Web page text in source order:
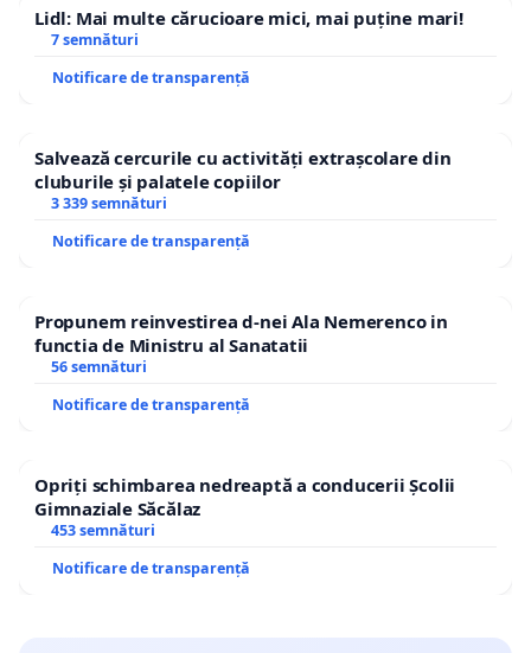
Lidl: Mai multe cărucioare mici, mai puține mari!
7 semnături
Notificare de transparență
Salvează cercurile cu activități extrașcolare din
cluburile și palatele copiilor
3 339 semnături
Notificare de transparență
Propunem reinvestirea d-nei Ala Nemerenco in
functia de Ministru al Sanatatii
56 semnături
Notificare de transparență
Opriți schimbarea nedreaptă a conducerii Școlii
Gimnaziale Săcălaz
453 semnături
Notificare de transparență